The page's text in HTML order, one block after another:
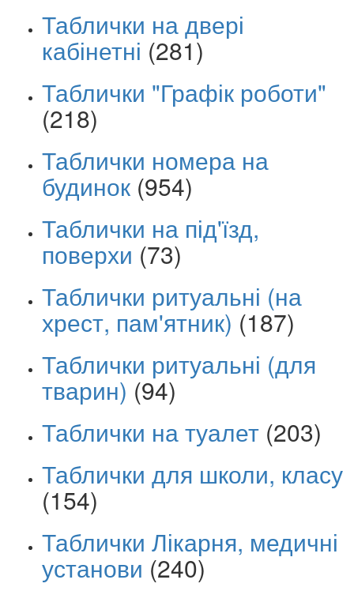
Таблички на двері
кабінетні (281)
Таблички "Графік роботи"
(218)
Таблички номера на
будинок (954)
Таблички на під'їзд,
поверхи (73)
Таблички ритуальні (на
хрест, пам'ятник) (187)
Таблички ритуальні (для
тварин) (94)
Таблички на туалет (203)
Таблички для школи, класу
(154)
Таблички Лікарня, медичні
установи (240)